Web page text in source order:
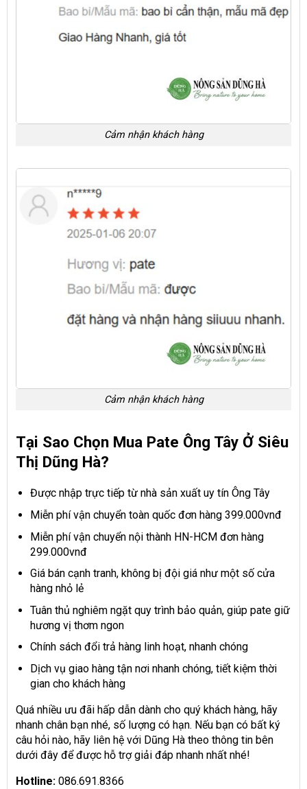
Cảm nhận khách hàng
Cảm nhận khách hàng
Tại Sao Chọn Mua Pate Ông Tây Ở Siêu
Thị Dũng Hà?
Được nhập trực tiếp từ nhà sản xuất uy tín Ông Tây
Miễn phí vận chuyển toàn quốc đơn hàng 399.000vnđ
Miễn phí vận chuyển nội thành HN-HCM đơn hàng
299.000vnđ
Giá bán cạnh tranh, không bị đội giá như một số cửa
hàng nhỏ lẻ
Tuân thủ nghiêm ngặt quy trình bảo quản, giúp pate giữ
hương vị thơm ngon
Chính sách đổi trả hàng linh hoạt, nhanh chóng
Dịch vụ giao hàng tận nơi nhanh chóng, tiết kiệm thời
gian cho khách hàng
Quá nhiều ưu đãi hấp dẫn dành cho quý khách hàng, hãy
nhanh chân bạn nhé, số lượng có hạn. Nếu bạn có bất ký
câu hỏi nào, hãy liên hệ với Dũng Hà theo thông tin bên
dưới đây để được hỗ trợ giải đáp nhanh nhất nhé!
Hotline: 086.691.8366